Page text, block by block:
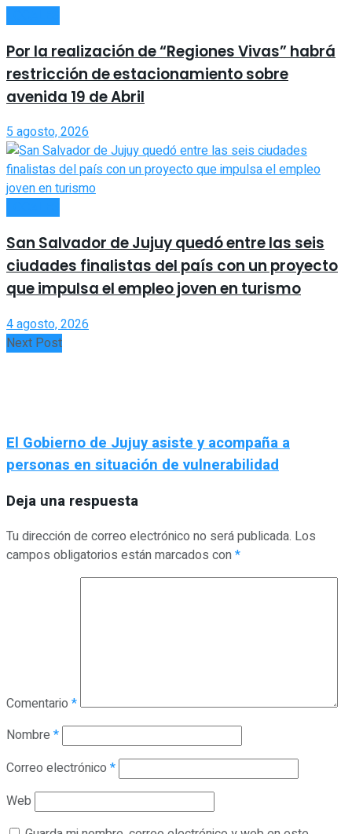
Por la realización de “Regiones Vivas” habrá
restricción de estacionamiento sobre
avenida 19 de Abril
5 agosto, 2026
San Salvador de Jujuy quedó entre las seis
ciudades finalistas del país con un proyecto
que impulsa el empleo joven en turismo
4 agosto, 2026
Next Post
El Gobierno de Jujuy asiste y acompaña a
personas en situación de vulnerabilidad
Deja una respuesta
Tu dirección de correo electrónico no será publicada. Los
campos obligatorios están marcados con*
Comentario *
Nombre *
Correo electrónico *
Web